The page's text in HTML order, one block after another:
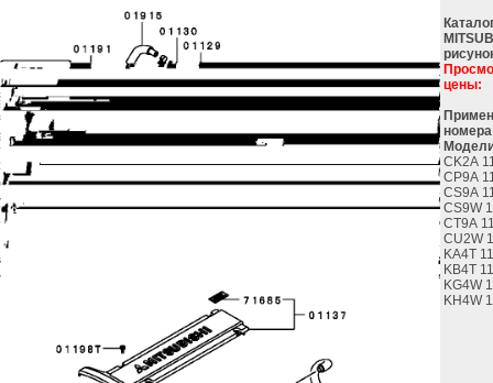
цены:
номера
CK2A
CP9A
CS9A
CS9W
CT9A
CU2W
KA4T
KB4T
KG4W
KH4W